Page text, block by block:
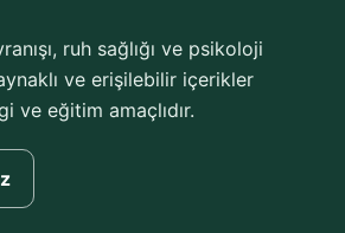
ruh sağlığı ve psikoloji
ve erişilebilir içerikler
ve eğitim amaçlıdır.